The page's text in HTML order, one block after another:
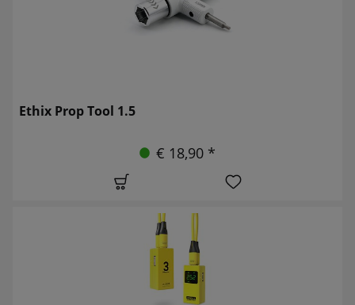
Ethix Prop Tool 1.5
€ 18,90 *